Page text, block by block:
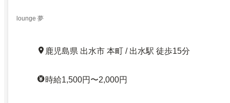
lounge 夢
鹿児島県 出水市 本町 / 出水駅 徒歩15分
時給1,500円〜2,000円